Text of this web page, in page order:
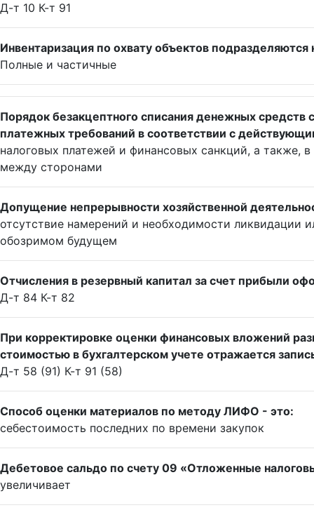
Д-т 10 К-т 91
Инвентаризация по охвату объектов подразделяются
Полные и частичные
Порядок безакцептного списания денежных средств
платежных требований в соответствии с
налоговых платежей и финансовых санкций, а также,
между сторонами
Допущение непрерывности хозяйственной
отсутствие намерений и необходимости ликвидации
обозримом будущем
Отчисления в резервный капитал за счет прибыли
Д-т 84 К-т 82
При корректировке оценки финансовых вложений
стоимостью в бухгалтерском учете отражается
Д-т 58 (91) К-т 91 (58)
Способ оценки материалов по методу ЛИФО - это:
себестоимость последних по времени закупок
Дебетовое сальдо по счету 09 «Отложенные
увеличивает